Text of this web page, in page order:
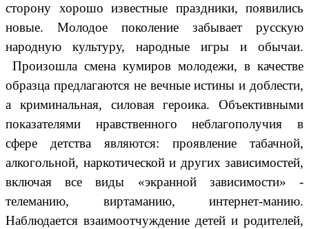
сторону хорошо известные праздники, появились
новые. Молодое поколение забывает русскую
народную культуру, народные игры и обычаи.
Произошла смена кумиров молодежи, в качестве
образца предлагаются не вечные истины и доблести,
а криминальная, силовая героика. Объективными
показателями нравственного неблагополучия в
сфере детства являются: проявление табачной,
алкогольной, наркотической и других зависимостей,
включая все виды «экранной зависимости» -
телеманию, виртаманию, интернет-манию.
Наблюдается взаимоотчуждение детей и родителей,